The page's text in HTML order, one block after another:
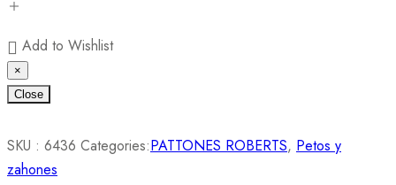
Add to Wishlist
×
Close
SKU : 6436 Categories:PATTONES ROBERTS, Petos y
zahones